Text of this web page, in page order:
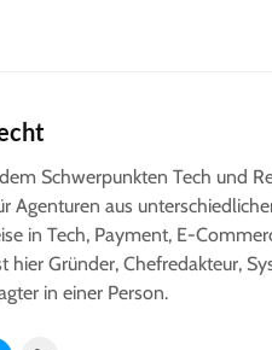
Schwerpunkten Tech und
Agenturen aus
in Tech, Payment, E-
hier Gründer, Chefredakteur,
in einer Person.
SES-imagotag
behauptet sich im
schwierigen Jahr